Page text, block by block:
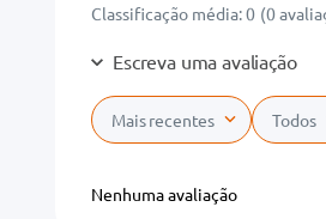
Classificação média: 0 (0
Escreva uma avaliação
Adicionar
Mais recentes Todos
Nenhuma avaliação